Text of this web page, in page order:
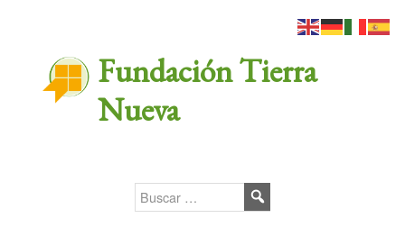
Fundación Tierra
Nueva